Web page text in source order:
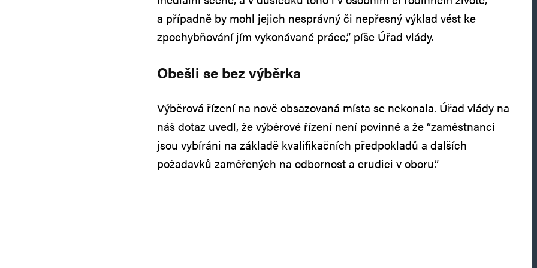
a případně by mohl jejich nesprávný či nepřesný výklad vést ke
zpochybňování jím vykonávané práce,” píše Úřad vlády.
Obešli se bez výběrka
Výběrová řízení na nově obsazovaná místa se nekonala. Úřad vlády na
náš dotaz uvedl, že výběrové řízení není povinné a že “zaměstnanci
jsou vybíráni na základě kvalifikačních předpokladů a dalších
požadavků zaměřených na odbornost a erudici v oboru.”